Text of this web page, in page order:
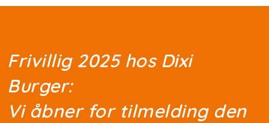
Frivillig 2025 hos Dixi
Burger:
Vi åbner for tilmelding den